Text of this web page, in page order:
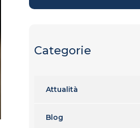
Categorie
Attualità
Blog